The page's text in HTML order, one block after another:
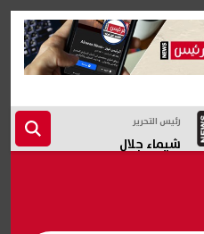
رئيس التحرير
شيماء جلال